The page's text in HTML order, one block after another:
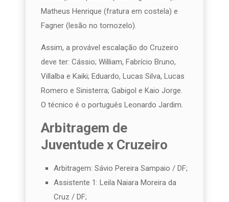
Matheus Henrique (fratura em costela) e
Fagner (lesão no tornozelo).
Assim, a provável escalação do Cruzeiro
deve ter: Cássio; William, Fabrício Bruno,
Villalba e Kaiki; Eduardo, Lucas Silva, Lucas
Romero e Sinisterra; Gabigol e Kaio Jorge.
O técnico é o português Leonardo Jardim.
Arbitragem de
Juventude x Cruzeiro
Arbitragem: Sávio Pereira Sampaio / DF;
Assistente 1: Leila Naiara Moreira da
Cruz / DF;